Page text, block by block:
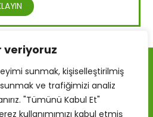
veriyoruz
sunmak, kişiselleştirilmiş
ve trafiğimizi analiz
"Tümünü Kabul Et"
kullanımımızı kabul etmiş
Mülteci, Sığınmacı ve Göçmen
Grubu
CIC, İngiltere ve Galler'de
Numarası: 10920710
French
Hindi
Indonesian
Pashto